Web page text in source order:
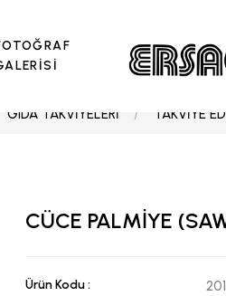
GIDA TAKVİYELERİ TAKVİYE
CÜCE PALMİYE
Ürün Kodu :